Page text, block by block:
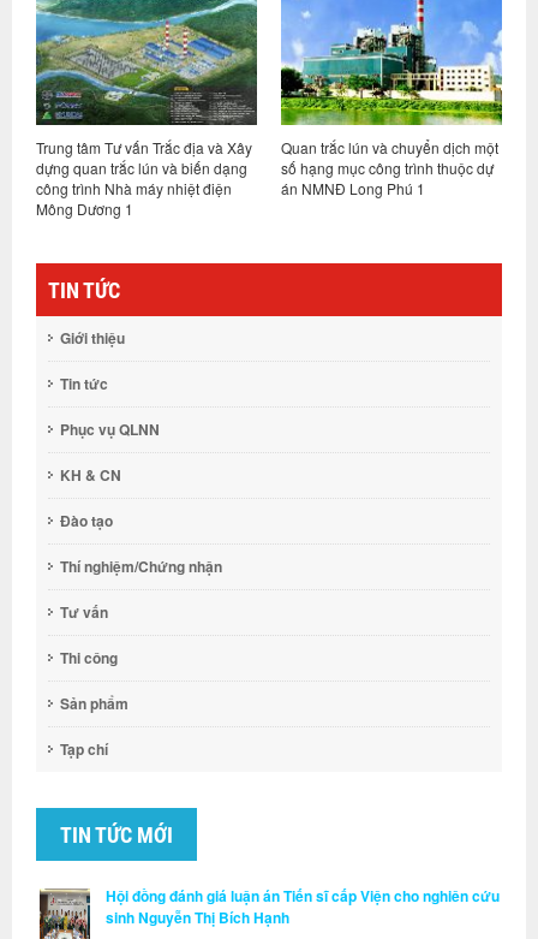
Trung tâm Tư vấn Trắc địa và Xây
dựng quan trắc lún và biến dạng
công trình Nhà máy nhiệt điện
Mông Dương 1
Quan trắc lún và chuyển dịch một
số hạng mục công trình thuộc dự
án NMNĐ Long Phú 1
TIN TỨC
Giới thiệu
Tin tức
Phục vụ QLNN
KH & CN
Đào tạo
Thí nghiệm/Chứng nhận
Tư vấn
Thi công
Sản phẩm
Tạp chí
TIN TỨC MỚI
Hội đồng đánh giá luận án Tiến sĩ cấp Viện cho nghiên cứu
sinh Nguyễn Thị Bích Hạnh